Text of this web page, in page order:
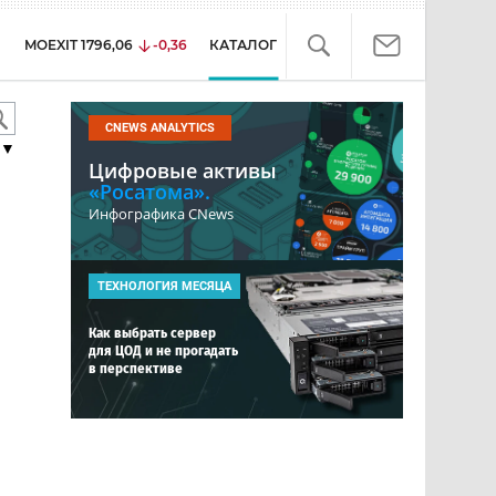
MOEXIT 1796,06 -0,36 КАТАЛОГ
CNEWS ANALYTICS
Цифровые активы
«Росатома».
Инфографика CNews
ТЕХНОЛОГИЯ МЕСЯЦА
Как выбрать сервер
для ЦОД и не прогадать
в перспективе